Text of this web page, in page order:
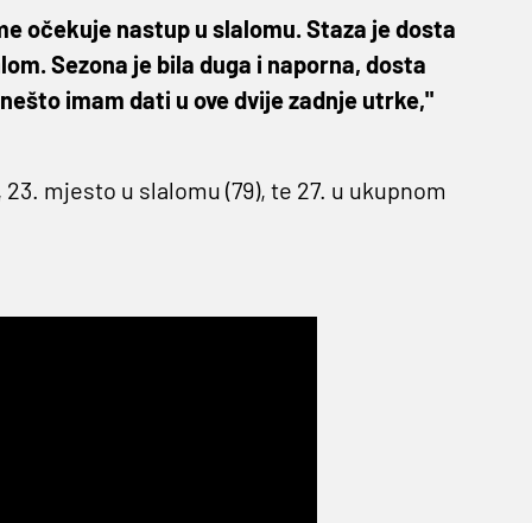
očekuje nastup u slalomu. Staza je dosta
Sezona je bila duga i naporna, dosta
imam dati u ove dvije zadnje utrke,"
mjesto u slalomu (79), te 27. u ukupnom